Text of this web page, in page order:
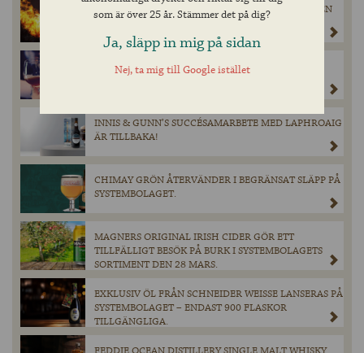
KATASTROFEN SOM FORMADE HEAVEN HILL — EN
WHISKEYHISTORIA VÄRD ATT MINNAS
PADDINGTONS UTSEDD TILL GÖTEBORGS BÄSTA
SPORTBAR
INNIS & GUNN’S SUCCÉSAMARBETE MED LAPHROAIG
ÄR TILLBAKA!
CHIMAY GRÖN ÅTERVÄNDER I BEGRÄNSAT SLÄPP PÅ
SYSTEMBOLAGET.
MAGNERS ORIGINAL IRISH CIDER GÖR ETT
TILLFÄLLIGT BESÖK PÅ BURK I SYSTEMBOLAGETS
SORTIMENT DEN 28 MARS.
EXKLUSIV ÖL FRÅN SCHNEIDER WEISSE LANSERAS PÅ
SYSTEMBOLAGET – ENDAST 900 FLASKOR
TILLGÄNGLIGA.
som är över 25 år. Stämmer det på dig?
Ja, släpp in mig på sidan
Nej, ta mig till Google istället